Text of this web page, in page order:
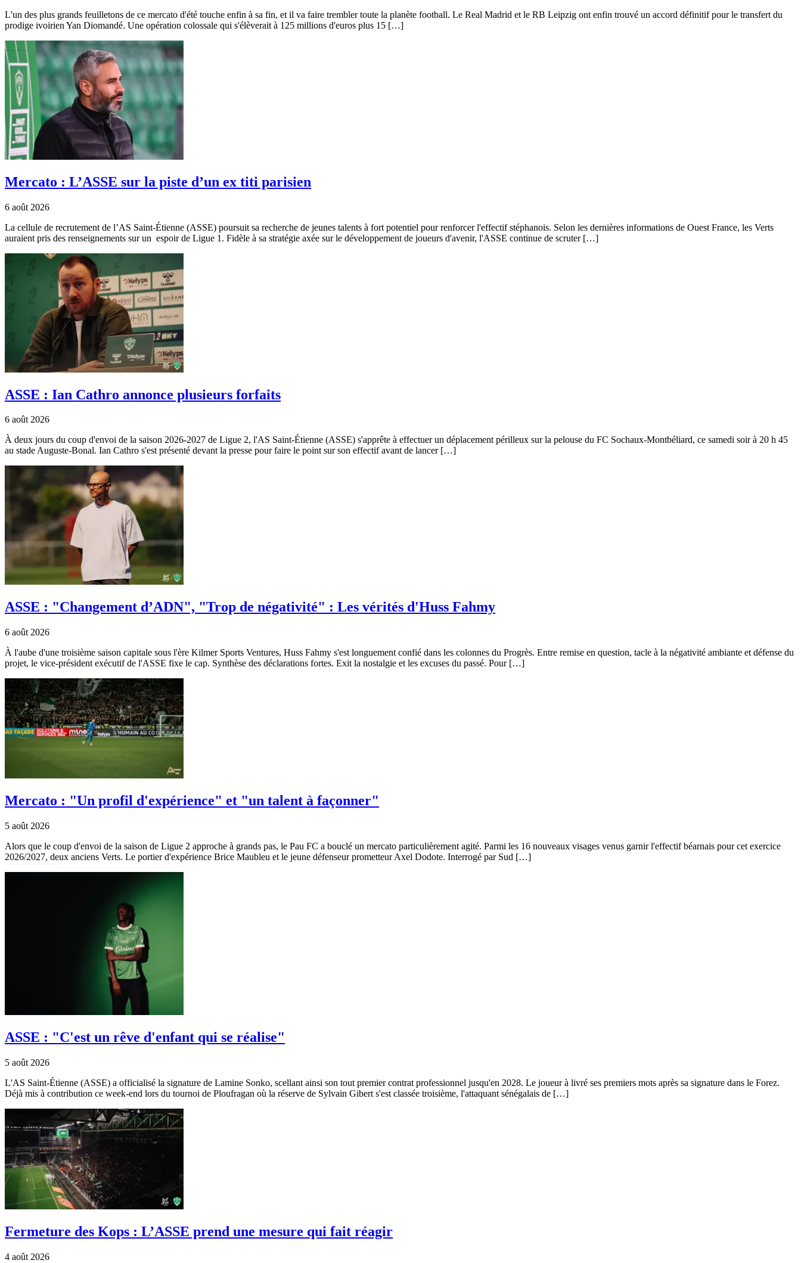
L'un des plus grands feuilletons de ce mercato d'été touche enfin à sa fin, et il va faire trembler toute la planète football. Le Real Madrid et le RB Leipzig ont enfin trouvé un accord définitif pour le transfert du
prodige ivoirien Yan Diomandé. Une opération colossale qui s'élèverait à 125 millions d'euros plus 15 […]
Mercato : L’ASSE sur la piste d’un ex titi parisien
6 août 2026
La cellule de recrutement de l’AS Saint-Étienne (ASSE) poursuit sa recherche de jeunes talents à fort potentiel pour renforcer l'effectif stéphanois. Selon les dernières informations de Ouest France, les Verts
auraient pris des renseignements sur un espoir de Ligue 1. Fidèle à sa stratégie axée sur le développement de joueurs d'avenir, l'ASSE continue de scruter […]
ASSE : Ian Cathro annonce plusieurs forfaits
6 août 2026
À deux jours du coup d'envoi de la saison 2026-2027 de Ligue 2, l'AS Saint-Étienne (ASSE) s'apprête à effectuer un déplacement périlleux sur la pelouse du FC Sochaux-Montbéliard, ce samedi soir à 20 h 45
au stade Auguste-Bonal. Ian Cathro s'est présenté devant la presse pour faire le point sur son effectif avant de lancer […]
ASSE : "Changement d’ADN", "Trop de négativité" : Les vérités d'Huss Fahmy
6 août 2026
À l'aube d'une troisième saison capitale sous l'ère Kilmer Sports Ventures, Huss Fahmy s'est longuement confié dans les colonnes du Progrès. Entre remise en question, tacle à la négativité ambiante et défense du
projet, le vice-président exécutif de l'ASSE fixe le cap. Synthèse des déclarations fortes. Exit la nostalgie et les excuses du passé. Pour […]
Mercato : "Un profil d'expérience" et "un talent à façonner"
5 août 2026
Alors que le coup d'envoi de la saison de Ligue 2 approche à grands pas, le Pau FC a bouclé un mercato particulièrement agité. Parmi les 16 nouveaux visages venus garnir l'effectif béarnais pour cet exercice
2026/2027, deux anciens Verts. Le portier d'expérience Brice Maubleu et le jeune défenseur prometteur Axel Dodote. Interrogé par Sud […]
ASSE : "C'est un rêve d'enfant qui se réalise"
5 août 2026
L'AS Saint-Étienne (ASSE) a officialisé la signature de Lamine Sonko, scellant ainsi son tout premier contrat professionnel jusqu'en 2028. Le joueur à livré ses premiers mots après sa signature dans le Forez.
Déjà mis à contribution ce week-end lors du tournoi de Ploufragan où la réserve de Sylvain Gibert s'est classée troisième, l'attaquant sénégalais de […]
Fermeture des Kops : L’ASSE prend une mesure qui fait réagir
4 août 2026